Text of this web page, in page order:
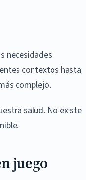
necesidades
contextos hasta
complejo.
salud. No existe
juego